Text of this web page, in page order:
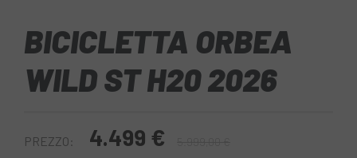
BICICLETTA ORBEA
WILD ST H20 2026
PREZZO: 4.499 €